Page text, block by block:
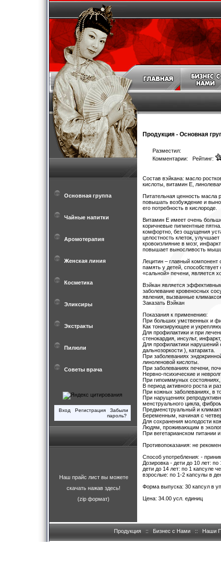
Основная группа
Чайные напитки
Аромотерапия
Женская линия
Косметика
Эликсиры
Экстракты
Пилюли
Советы врача
Вход Регистрация
Забыли
пароль?
Наш прайс лист вы можете
скачать нажав здесь!
(zip формат)
Продукция - Основная
Разместил:
Комментарии: Рейтинг:
Состав вэйкана: масло
кислоты, витамин Е,
Питательная ценность масла
повышать возбуждение и
его потребность в кислороде.
Витамин Е имеет очень
коричневые пигментные
комфортно, без ощущения
целостность клеток,
кровоизлияние в мозг,
повышает выносливость
Лецитин – главный компонент
память у детей,
«сальной» печени, является
Вэйкан является
заболевание кровеносных
явления, вызванные
Заказать Вэйкан
Показания к применению:
При больших умственных и
Как тонизирующее и
Для профилактики и при
стенокардия, инсульт,
Для профилактики нарушений
дальнозоркости ), катаракта.
При заболеваниях
линоленовой кислоты.
При заболеваниях печени,
Нервно-психические и
При гипоиммуных
В период активного роста и
При кожных заболеваниях, в
При нарущениях
менструального цикла,
Предменструальный и
Беременным, начиная с
Для сохранения молодости
Людям, проживающим в
При вегетарианском питании
Противопоказания: не
Способ употребления: -
Дозировка - дети до 10 лет:
дети до 14 лет: по 1 капсуле
взрослые: по 1-2 капсулы в
Форма выпуска: 30 капсул в
Цена: 34.00 усл. единиц
Продукция :: Бизнес с Нами :: Наши